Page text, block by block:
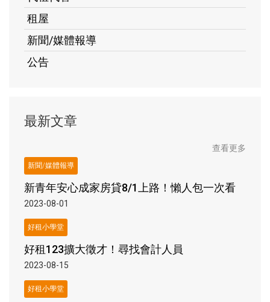
租屋
新聞/媒體報導
公告
最新文章
查看更多
新聞/媒體報導
新青年安心成家房貸8/1上路！懶人包一次看
2023-08-01
好租小學堂
好租123擴大徵才！尋找會計人員
2023-08-15
好租小學堂